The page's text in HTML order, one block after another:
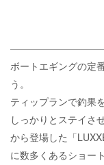
ボートエギングの定
う。
ティップランで釣果
しっかりとステイさ
から登場した「
に数多くあるショー